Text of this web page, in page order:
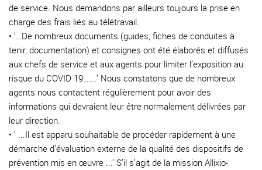
de service. Nous demandons par ailleurs toujours la prise en
charge des frais liés au télétravail.
• ‘…De nombreux documents (guides, fiches de conduites à
tenir, documentation) et consignes ont été élaborés et diffusés
aux chefs de service et aux agents pour limiter l’exposition au
risque du COVID 19…….’ Nous constatons que de nombreux
agents nous contactent régulièrement pour avoir des
informations qui devraient leur être normalement délivrées par
leur direction.
• ‘ ...Il est apparu souhaitable de procéder rapidement à une
démarche d’évaluation externe de la qualité des dispositifs de
prévention mis en œuvre ...’ S’il s’agit de la mission Allixio-